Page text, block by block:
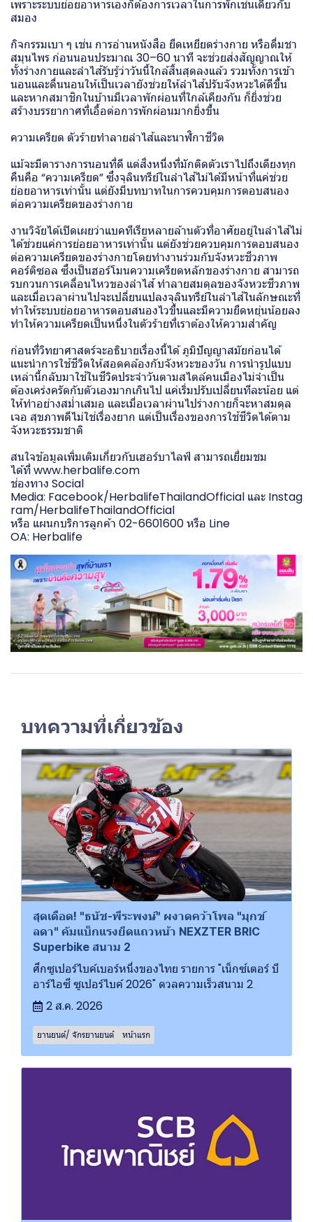
เพราะระบบย่อยอาหารเองก็ต้องการเวลาในการพักเช่นเดียวกับ
สมอง
กิจกรรมเบา ๆ เช่น การอ่านหนังสือ ยืดเหยียดร่างกาย หรือดื่มชา
สมุนไพร ก่อนนอนประมาณ 30–60 นาที จะช่วยส่งสัญญาณให้
ทั้งร่างกายและลำไส้รับรู้ว่าวันนี้ใกล้สิ้นสุดลงแล้ว รวมทั้งการเข้า
นอนและตื่นนอนให้เป็นเวลายังช่วยให้ลำไส้ปรับจังหวะได้ดีขึ้น
และหากสมาชิกในบ้านมีเวลาพักผ่อนที่ใกล้เคียงกัน ก็ยิ่งช่วย
สร้างบรรยากาศที่เอื้อต่อการพักผ่อนมากยิ่งขึ้น
ความเครียด ตัวร้ายทำลายลำไส้และนาฬิกาชีวิต
แม้จะมีตารางการนอนที่ดี แต่สิ่งหนึ่งที่มักติดตัวเราไปถึงเตียงทุก
คืนคือ “ความเครียด” ซึ่งจุลินทรีย์ในลำไส้ไม่ได้มีหน้าที่แค่ช่วย
ย่อยอาหารเท่านั้น แต่ยังมีบทบาทในการควบคุมการตอบสนอง
ต่อความเครียดของร่างกาย
งานวิจัยได้เปิดเผยว่าแบคทีเรียหลายล้านตัวที่อาศัยอยู่ในลำไส้ไม่
ได้ช่วยแค่การย่อยอาหารเท่านั้น แต่ยังช่วยควบคุมการตอบสนอง
ต่อความเครียดของร่างกายโดยทำงานร่วมกับจังหวะชีวภาพ
คอร์ติซอล ซึ่งเป็นฮอร์โมนความเครียดหลักของร่างกาย สามารถ
รบกวนการเคลื่อนไหวของลำไส้ ทำลายสมดุลของจังหวะชีวภาพ
และเมื่อเวลาผ่านไปจะเปลี่ยนแปลงจุลินทรีย์ในลำไส้ในลักษณะที่
ทำให้ระบบย่อยอาหารตอบสนองไวขึ้นและมีความยืดหยุ่นน้อยลง
ทำให้ความเครียดเป็นหนึ่งในตัวร้ายที่เราต้องให้ความสำคัญ
ก่อนที่วิทยาศาสตร์จะอธิบายเรื่องนี้ได้ ภูมิปัญญาสมัยก่อนได้
แนะนำการใช้ชีวิตให้สอดคล้องกับจังหวะของวัน การนำรูปแบบ
เหล่านี้กลับมาใช้ในชีวิตประจำวันตามสไตล์คนเมืองไม่จำเป็น
ต้องเคร่งครัดกับตัวเองมากเกินไป แค่เริ่มปรับเปลี่ยนทีละน้อย แต่
ให้ทำอย่างสม่ำเสมอ และเมื่อเวลาผ่านไปร่างกายก็จะหาสมดุล
เจอ สุขภาพดีไม่ใช่เรื่องยาก แต่เป็นเรื่องของการใช้ชีวิตได้ตาม
จังหวะธรรมชาติ
สนใจข้อมูลเพิ่มเติมเกี่ยวกับเฮอร์บาไลฟ์ สามารถเยี่ยมชม
ได้ที่www.herbalife.com
ช่องทาง Social
Media: Facebook/HerbalifeThailandOfficial และ Instag
ram/HerbalifeThailandOfficial
หรือ แผนกบริการลูกค้า 02-6601600 หรือ Line
OA: Herbalife
บทความที่เกี่ยวข้อง
สุดเดือด! "ธนัช-พีระพงษ์" ผงาดคว้าโพล "มุกข์
ลดา" คัมแบ็กแรงยึดแถวหน้า NEXZTER BRIC
Superbike สนาม 2
ศึกซูเปอร์ไบค์เบอร์หนึ่งของไทย รายการ "เน็กซ์เตอร์ บี
อาร์ไอซี ซูเปอร์ไบค์ 2026" ดวลความเร็วสนาม 2
2 ส.ค. 2026
ยานยนต์/ จักรยานยนต์ หน้าแรก